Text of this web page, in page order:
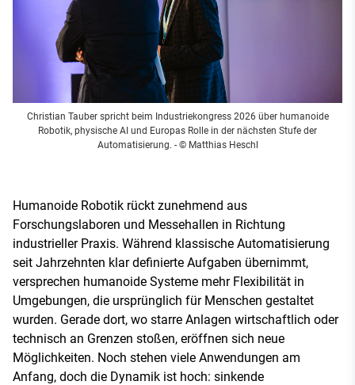
Christian Tauber spricht beim Industriekongress 2026 über humanoide
Robotik, physische AI und Europas Rolle in der nächsten Stufe der
Automatisierung. - © Matthias Heschl
Humanoide Robotik rückt zunehmend aus
Forschungslaboren und Messehallen in Richtung
industrieller Praxis. Während klassische Automatisierung
seit Jahrzehnten klar definierte Aufgaben übernimmt,
versprechen humanoide Systeme mehr Flexibilität in
Umgebungen, die ursprünglich für Menschen gestaltet
wurden. Gerade dort, wo starre Anlagen wirtschaftlich oder
technisch an Grenzen stoßen, eröffnen sich neue
Möglichkeiten. Noch stehen viele Anwendungen am
Anfang, doch die Dynamik ist hoch: sinkende